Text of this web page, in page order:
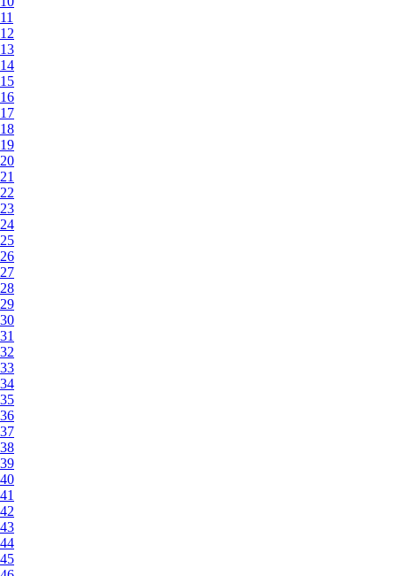
11
12
13
14
15
16
17
18
19
20
21
22
23
24
25
26
27
28
29
30
31
32
33
34
35
36
37
38
39
40
41
42
43
44
45